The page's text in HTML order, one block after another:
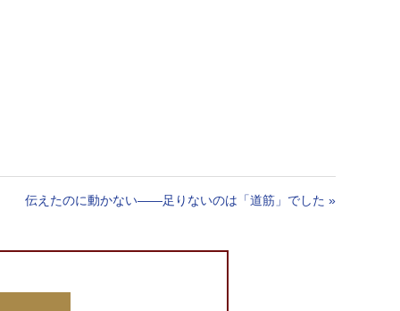
伝えたのに動かない——足りないのは「道筋」でした »